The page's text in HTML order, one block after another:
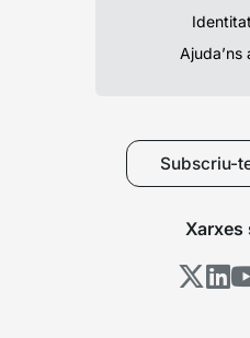
Ajuda’ns
Subscriu-
Xarxes